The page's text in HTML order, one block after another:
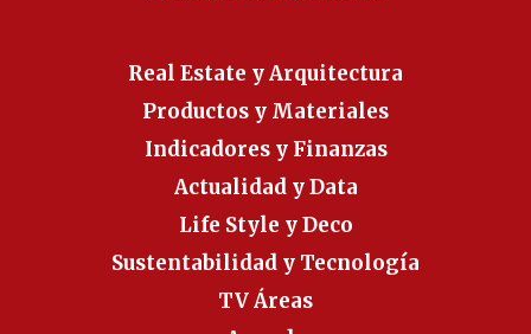
Real Estate y Arquitectura
Productos y Materiales
Indicadores y Finanzas
Actualidad y Data
Life Style y Deco
Sustentabilidad y Tecnología
TV Áreas